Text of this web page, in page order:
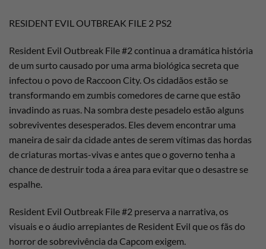
RESIDENT EVIL OUTBREAK FILE 2 PS2
Resident Evil Outbreak File #2 continua a dramática história
de um surto causado por uma arma biológica secreta que
infectou o povo de Raccoon City. Os cidadãos estão se
transformando em zumbis comedores de carne que estão
invadindo as ruas. Na sombra deste pesadelo estão alguns
sobreviventes desesperados. Eles devem encontrar uma
maneira de sair da cidade antes de serem vítimas das hordas
de criaturas mortas-vivas e antes que o governo tenha a
chance de destruir toda a área para evitar que o desastre se
espalhe.
Resident Evil Outbreak File #2 preserva a narrativa, os
visuais e o áudio arrepiantes de Resident Evil que os fãs do
horror de sobrevivência da Capcom exigem.